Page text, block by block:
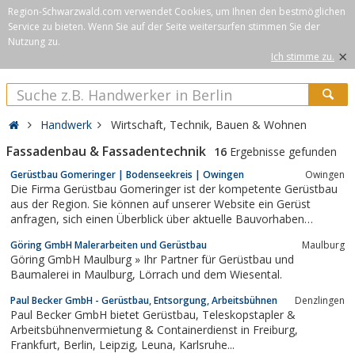
Region-Schwarzwald.com verwendet Cookies, um Ihnen den bestmöglichen
Service zu bieten. Wenn Sie auf der Seite weitersurfen stimmen Sie der
Nutzung zu.
Ich stimme zu. ×
Handwerk Wirtschaft, Technik, Bauen & Wohnen
Fassadenbau & Fassadentechnik 16 Ergebnisse gefunden
Gerüstbau Gomeringer | Bodenseekreis | Owingen Owingen
Die Firma Gerüstbau Gomeringer ist der kompetente Gerüstbau
aus der Region. Sie können auf unserer Website ein Gerüst
anfragen, sich einen Überblick über aktuelle Bauvorhaben
aus!
Göring GmbH Malerarbeiten und Gerüstbau Maulburg
Göring GmbH Maulburg » Ihr Partner für Gerüstbau und
Baumalerei in Maulburg, Lörrach und dem Wiesental.
Paul Becker GmbH - Gerüstbau, Entsorgung, Arbeitsbühnen Denzlingen
Paul Becker GmbH bietet Gerüstbau, Teleskopstapler &
Arbeitsbühnenvermietung & Containerdienst in Freiburg,
Frankfurt, Berlin, Leipzig, Leuna, Karlsruhe...